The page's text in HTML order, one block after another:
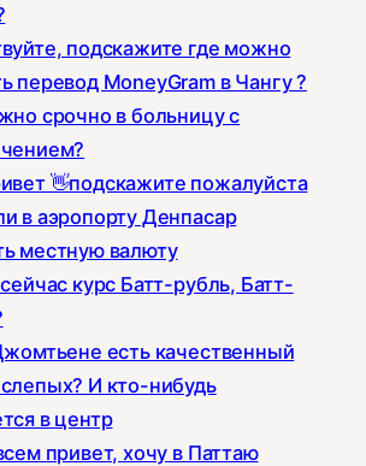
подскажите где можно
перевод MoneyGram в Чангу ?
срочно в больницу с
👋подскажите пожалуйста
в аэропорту Денпасар
местную валюту
курс Батт-рубль, Батт-
есть качественный
И кто-нибудь
в центр
привет, хочу в Паттаю